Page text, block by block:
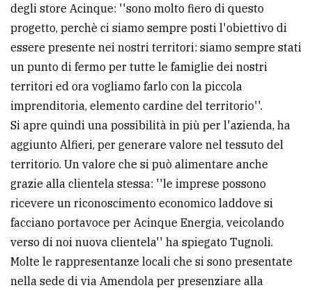
degli store Acinque: ''sono molto fiero di questo
progetto, perchè ci siamo sempre posti l'obiettivo di
essere presente nei nostri territori: siamo sempre stati
un punto di fermo per tutte le famiglie dei nostri
territori ed ora vogliamo farlo con la piccola
imprenditoria, elemento cardine del territorio''.
Si apre quindi una possibilità in più per l'azienda, ha
aggiunto Alfieri, per generare valore nel tessuto del
territorio. Un valore che si può alimentare anche
grazie alla clientela stessa: ''le imprese possono
ricevere un riconoscimento economico laddove si
facciano portavoce per Acinque Energia, veicolando
verso di noi nuova clientela'' ha spiegato Tugnoli.
Molte le rappresentanze locali che si sono presentate
nella sede di via Amendola per presenziare alla